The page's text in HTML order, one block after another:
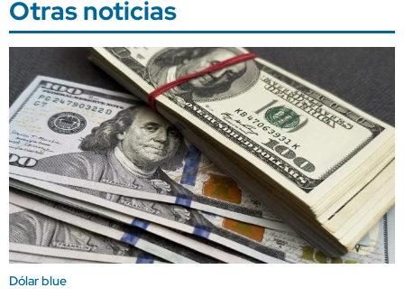
Otras noticias
Dólar blue